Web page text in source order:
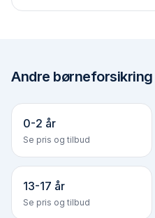
Andre
0-2 år
Se pris og tilbud
13-17 år
Se pris og tilbud